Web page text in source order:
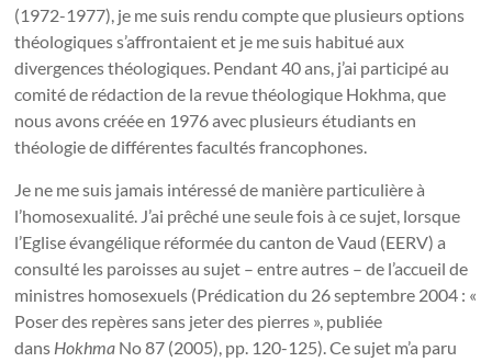
(1972-1977), je me suis rendu compte que plusieurs options
théologiques s’affrontaient et je me suis habitué aux
divergences théologiques. Pendant 40 ans, j’ai participé au
comité de rédaction de la revue théologique Hokhma, que
nous avons créée en 1976 avec plusieurs étudiants en
théologie de différentes facultés francophones.
Je ne me suis jamais intéressé de manière particulière à
l’homosexualité. J’ai prêché une seule fois à ce sujet, lorsque
l’Eglise évangélique réformée du canton de Vaud (EERV) a
consulté les paroisses au sujet – entre autres – de l’accueil de
ministres homosexuels (Prédication du 26 septembre 2004 : «
Poser des repères sans jeter des pierres », publiée
dans Hokhma No 87 (2005), pp. 120-125). Ce sujet m’a paru